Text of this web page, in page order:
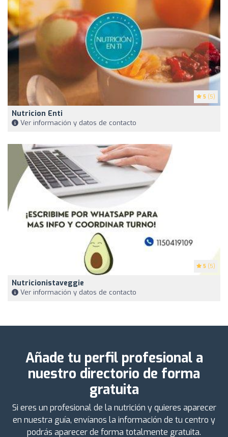
5 (5)
Nutricion Enti
Ver información y datos de contacto
5 (5)
Nutricionistaveggie
Ver información y datos de contacto
Añade tu perfil profesional a
nuestro directorio de forma
gratuita
Si eres un profesional de la nutrición y quieres aparecer
en nuestra guía, envíanos la información de tu centro y
podrás aparecer de forma totalmente gratuita.